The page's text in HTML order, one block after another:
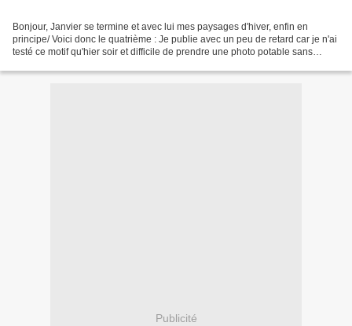
Bonjour, Janvier se termine et avec lui mes paysages d'hiver, enfin en
principe/ Voici donc le quatrième : Je publie avec un peu de retard car je n'ai
testé ce motif qu'hier soir et difficile de prendre une photo potable sans
Publicité